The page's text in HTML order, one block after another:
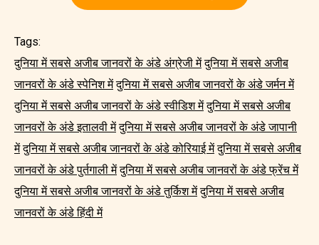
Tags:
दुनिया में सबसे अजीब जानवरों के अंडे अंग्रेजी में दुनिया में सबसे अजीब
जानवरों के अंडे स्पेनिश में दुनिया में सबसे अजीब जानवरों के अंडे जर्मन में
दुनिया में सबसे अजीब जानवरों के अंडे स्वीडिश में दुनिया में सबसे अजीब
जानवरों के अंडे इतालवी में दुनिया में सबसे अजीब जानवरों के अंडे जापानी
में दुनिया में सबसे अजीब जानवरों के अंडे कोरियाई में दुनिया में सबसे अजीब
जानवरों के अंडे पुर्तगाली में दुनिया में सबसे अजीब जानवरों के अंडे फ्रेंच में
दुनिया में सबसे अजीब जानवरों के अंडे तुर्किश में दुनिया में सबसे अजीब
जानवरों के अंडे हिंदी में